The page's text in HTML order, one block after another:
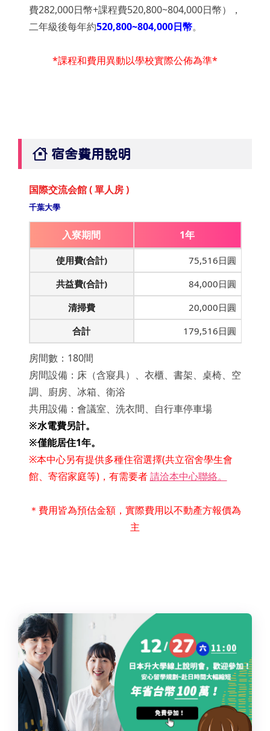
費282,000日幣+課程費520,800~804,000日幣），
二年級後每年約520,800~804,000日幣。
*課程和費用異動以學校實際公佈為準*
宿舍費用說明
国際交流会館 ( 單人房 )
千葉大學
入寮期間 1年
使用費(合計)
75,516日圓
共益費(合計)
84,000日圓
清掃費
20,000日圓
合計
179,516日圓
房間數：180間
房間設備：床（含寢具）、衣櫃、書架、桌椅、空
調、廚房、冰箱、衛浴
共用設備：會議室、洗衣間、自行車停車場
※水電費另計。
※僅能居住1年。
※本中心另有提供多種住宿選擇(共立宿舍學生會
館、寄宿家庭等)，有需要者請洽本中心聯絡。
＊費用皆為預估金額，實際費用以不動產方報價為
主